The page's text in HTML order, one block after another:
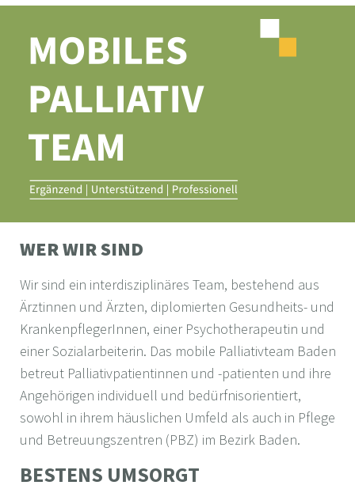
WER WIR SIND
Wir sind ein interdisziplinäres Team, bestehend aus
Ärztinnen und Ärzten, diplomierten Gesundheits- und
KrankenpflegerInnen, einer Psychotherapeutin und
einer Sozialarbeiterin. Das mobile Palliativteam Baden
betreut Palliativpatientinnen und -patienten und ihre
Angehörigen individuell und bedürfnisorientiert,
sowohl in ihrem häuslichen Umfeld als auch in Pflege
und Betreuungszentren (PBZ) im Bezirk Baden.
BESTENS UMSORGT